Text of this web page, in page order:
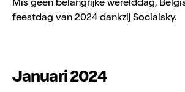
feestdag van 2024 dankzij Socialsky.
Januari 2024